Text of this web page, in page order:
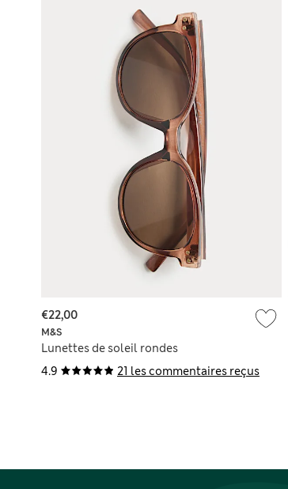
4.9 21 les commentaires reçus
M&S
Lunettes de soleil rondes
€22,00